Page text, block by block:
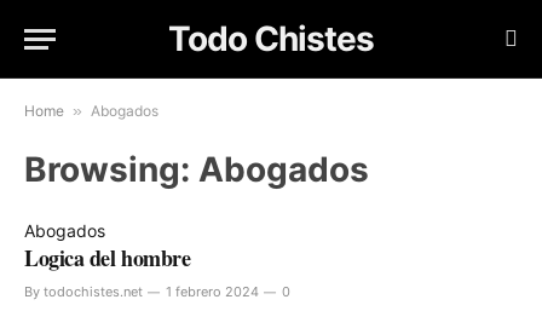
Todo Chistes
Home » Abogados
Browsing: Abogados
Abogados
Logica del hombre
By todochistes.net 1 febrero 2024 0